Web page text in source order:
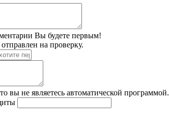
Вы будете первым!
на проверку.
вы не являетесь автоматической программой.